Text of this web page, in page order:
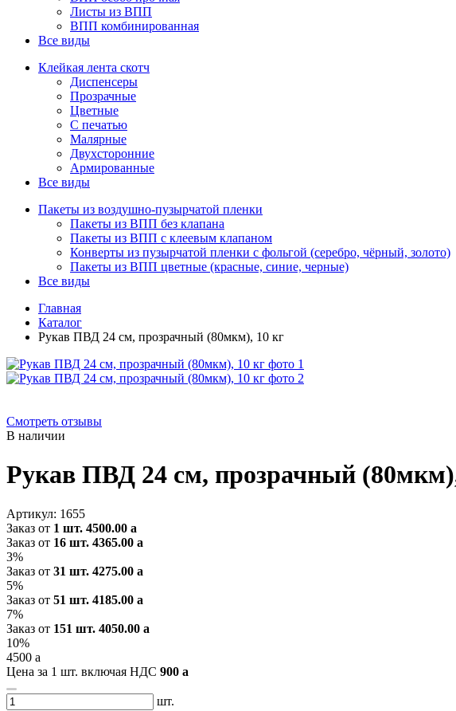
Листы из ВПП
ВПП комбинированная
Все виды
Клейкая лента скотч
Диспенсеры
Прозрачные
Цветные
С печатью
Малярные
Двухсторонние
Армированные
Все виды
Пакеты из воздушно-пузырчатой пленки
Пакеты из ВПП без клапана
Пакеты из ВПП с клеевым клапаном
Конверты из пузырчатой пленки с фольгой (серебро, чёрный, золото)
Пакеты из ВПП цветные (красные, синие, черные)
Все виды
Главная
Каталог
Рукав ПВД 24 см, прозрачный (80мкм), 10 кг
Смотреть отзывы
В наличии
Рукав ПВД 24 см, прозрачный
Артикул: 1655
Заказ от 1 шт. 4500.00 a
Заказ от 16 шт. 4365.00 a
3%
Заказ от 31 шт. 4275.00 a
5%
Заказ от 51 шт. 4185.00 a
7%
Заказ от 151 шт. 4050.00 a
10%
4500 a
Цена за 1 шт. включая НДС 900 a
шт.